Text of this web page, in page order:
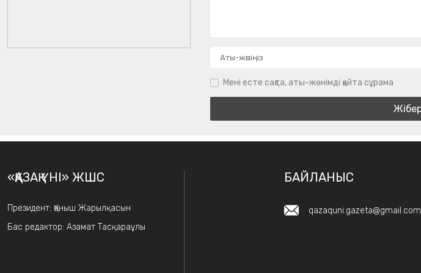
Мені есте сақта, аты-жөнімді қайта сұрама
«ҚАЗАҚ ҮНІ» ЖШС
Президент: Қаныш Жарылқасын
Бас редактор: Азамат Тасқараұлы
БАЙЛАНЫС
qazaquni.gazeta@gmail.com